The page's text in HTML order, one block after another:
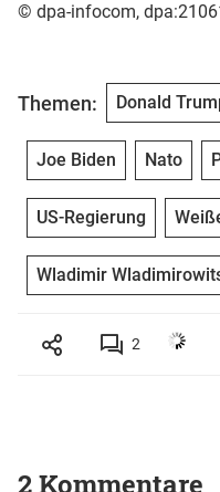
© dpa-infocom,
Themen: Donald
Joe Biden Nato
US-Regierung
Wladimir
2
2 Kommentare